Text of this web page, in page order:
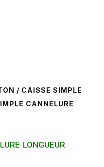
/ CAISSE SIMPLE
CANNELURE
longueur